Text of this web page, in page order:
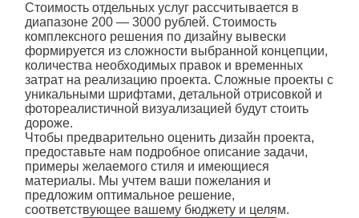
Стоимость отдельных услуг рассчитывается в
диапазоне 200 — 3000 рублей. Стоимость
комплексного решения по дизайну вывески
формируется из сложности выбранной концепции,
количества необходимых правок и временных
затрат на реализацию проекта. Сложные проекты с
уникальными шрифтами, детальной отрисовкой и
фотореалистичной визуализацией будут стоить
дороже.
Чтобы предварительно оценить дизайн проекта,
предоставьте нам подробное описание задачи,
примеры желаемого стиля и имеющиеся
материалы. Мы учтем ваши пожелания и
предложим оптимальное решение,
соответствующее вашему бюджету и целям.